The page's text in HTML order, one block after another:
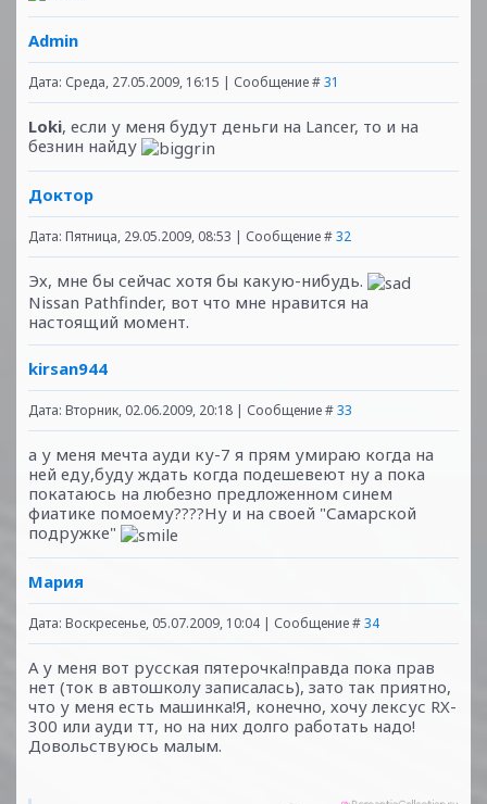
Admin
Дата: Среда, 27.05.2009, 16:15 | Сообщение #31
Loki, если у меня будут деньги на Lancer, то и на
безнин найду
Доктор
Дата: Пятница, 29.05.2009, 08:53 | Сообщение #32
Эх, мне бы сейчас хотя бы какую-нибудь.
Nissan Pathfinder, вот что мне нравится на
настоящий момент.
kirsan944
Дата: Вторник, 02.06.2009, 20:18 | Сообщение #33
а у меня мечта ауди ку-7 я прям умираю когда на
ней еду,буду ждать когда подешевеют ну а пока
покатаюсь на любезно предложенном синем
фиатике помоему????Ну и на своей "Самарской
подружке"
Мария
Дата: Воскресенье, 05.07.2009, 10:04 | Сообщение #34
А у меня вот русская пятерочка!правда пока прав
нет (ток в автошколу записалась), зато так приятно,
что у меня есть машинка!Я, конечно, хочу лексус RX-
300 или ауди тт, но на них долго работать надо!
Довольствуюсь малым.